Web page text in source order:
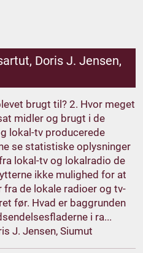
Doris J. Jensen,
brugt til? 2. Hvor meget
midler og brugt i de
lokal-tv producerede
se statistiske oplysninger
lokal-tv og lokalradio de
ikke mulighed for at
de lokale radioer og tv-
før. Hvad er baggrunden
i ra...
J. Jensen, Siumut